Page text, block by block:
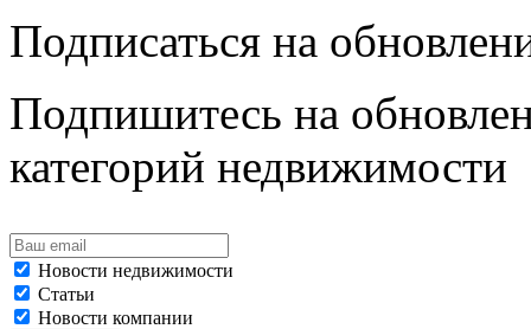
Подписаться на
Подпишитесь на
категорий недвижимости
Новости недвижимости
Статьи
Новости компании